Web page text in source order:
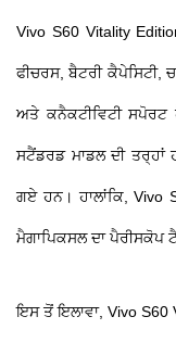
Vivo S60 Vitality
ਫੀਚਰਸ, ਬੈਟਰੀ ਕੈਪੇਸਿਟੀ,
ਅਤੇ ਕਨੈਕਟੀਵਿਟੀ
ਸਟੈਂਡਰਡ ਮਾਡਲ ਦੀ
ਗਏ ਹਨ। ਹਾਲਾਂਕਿ, Vivo
ਮੈਗਾਪਿਕਸਲ ਦਾ ਪੈਰੀਸਕੋਪ
ਇਸ ਤੋਂ ਇਲਾਵਾ, Vivo S60